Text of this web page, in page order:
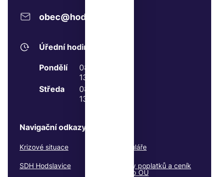
obec@hodslavice.cz
Úřední hodiny
Pondělí
08:00 - 11:00
13:00 - 17:00
Středa
08:00 - 11:00
13:00 - 17:00
Navigační odkazy
Krizové situace Formuláře
SDH Hodslavice
Platby poplatků a ceník
služeb OÚ